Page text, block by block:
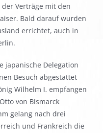
Verträge mit den
Bald darauf wurden
errichtet, auch in
japanische Delegation
Besuch abgestattet
Wilhelm I. empfangen
von Bismarck
gelang nach drei
und Frankreich die